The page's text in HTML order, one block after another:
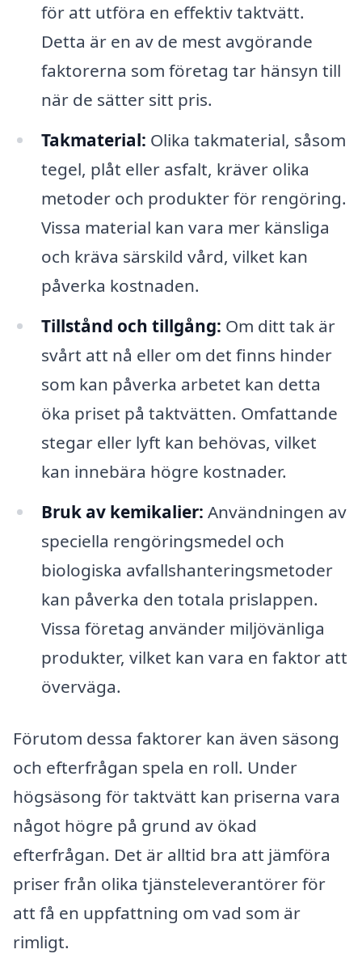
för att utföra en effektiv taktvätt.
Detta är en av de mest avgörande
faktorerna som företag tar hänsyn till
när de sätter sitt pris.
Takmaterial: Olika takmaterial, såsom
tegel, plåt eller asfalt, kräver olika
metoder och produkter för rengöring.
Vissa material kan vara mer känsliga
och kräva särskild vård, vilket kan
påverka kostnaden.
Tillstånd och tillgång: Om ditt tak är
svårt att nå eller om det finns hinder
som kan påverka arbetet kan detta
öka priset på taktvätten. Omfattande
stegar eller lyft kan behövas, vilket
kan innebära högre kostnader.
Bruk av kemikalier: Användningen av
speciella rengöringsmedel och
biologiska avfallshanteringsmetoder
kan påverka den totala prislappen.
Vissa företag använder miljövänliga
produkter, vilket kan vara en faktor att
överväga.
Förutom dessa faktorer kan även säsong
och efterfrågan spela en roll. Under
högsäsong för taktvätt kan priserna vara
något högre på grund av ökad
efterfrågan. Det är alltid bra att jämföra
priser från olika tjänsteleverantörer för
att få en uppfattning om vad som är
rimligt.